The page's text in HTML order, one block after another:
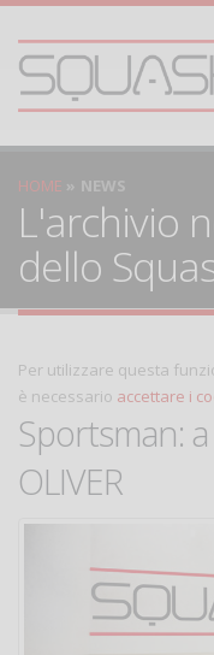
HOME NEWS
L'archivio
dello
Per utilizzare questa
è necessario accettare i
Sportsman:
OLIVER